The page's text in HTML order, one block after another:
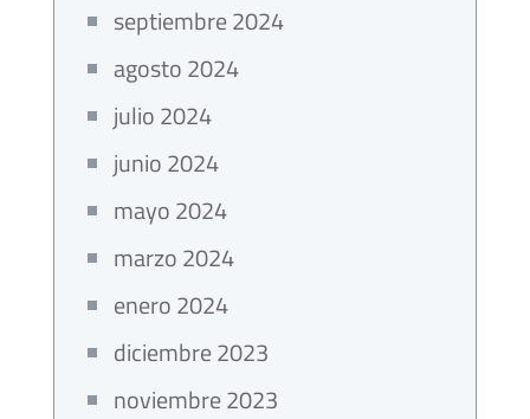
septiembre 2024
agosto 2024
julio 2024
junio 2024
mayo 2024
marzo 2024
enero 2024
diciembre 2023
noviembre 2023